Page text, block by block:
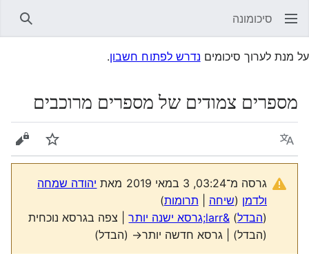
סיכומונה
על מנת לערוך סיכומים נדרש לפתוח חשבון.
מספרים צמודים של מספרים מרוכבים
שפה עקוב
גרסה מ־03:24, 3 במאי 2019 מאת
יהודה שמחה
ולדמן (שיחה תרומות)
(הבדל)&larr;גרסא ישנה יותר
| צפה בגרסא נוכחית
(הבדל) | גרסא חדשה יותר→ (הבדל)